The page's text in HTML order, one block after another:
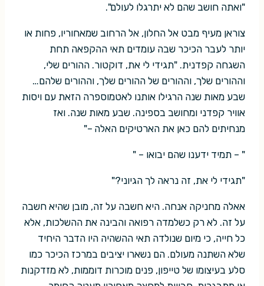
"ואתה חושב שהם לא יתרגלו לעולם".
צוראן מעיף מבט אל החלון, אל הרחוב שמאחוריו, פחות או
יותר לעבר הכיכר שבה עומדים תאי ההקפאה תחת
השגחה קפדנית. "תגידי לי את, דוקטור. ההורים שלי,
וההורים שלך, וההורים של ההורים שלך, וההורים שלהם…
שבע מאות שנה הרגילו אותנו לאטמוספרה הזאת עם ויסות
אוויר קפדני ומחושב בספינה. שבע מאות שנה. ואז
מנחיתים להם כאן את הארטיקים האלה –"
" – תמיד ידענו שהם יבואו – "
"תגידי לי את, זה נראה לך הגיוני?"
אאלה מחניקה אנחה. היא חשבה על זה, מובן שהיא חשבה
על זה. לא רק כשלמדה רפואה והבינה את ההשלכות, אלא
כל חייה, כי מיום שנולדה תאי ההשהיה היו הדבר היחיד
שלא השתנה מעולם. הם נשארו יציבים במרכז הכיכר כמו
סלע בעיצומו של טייפון, פנים מוכרות דוממות, לא מזדקנות